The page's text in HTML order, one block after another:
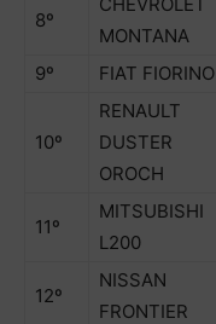
8º
MONTANA
9º FIAT FIORINO
10º
RENAULT
DUSTER
OROCH
11º
MITSUBISHI
L200
12º
NISSAN
FRONTIER